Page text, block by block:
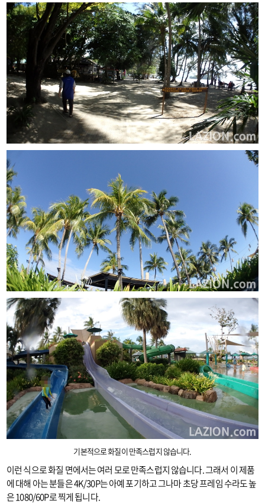
기본적으로 화질이 만족스럽지 않습니다.
이런 식으로 화질 면에서는 여러 모로 만족스럽지 않습니다. 그래서 이 제품
에 대해 아는 분들은 4K/30P는 아예 포기하고 그나마 초당 프레임 수라도 높
은 1080/60P로 찍게 됩니다.